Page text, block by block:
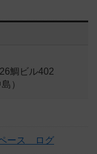
鯛ビル402
）
ース ログ